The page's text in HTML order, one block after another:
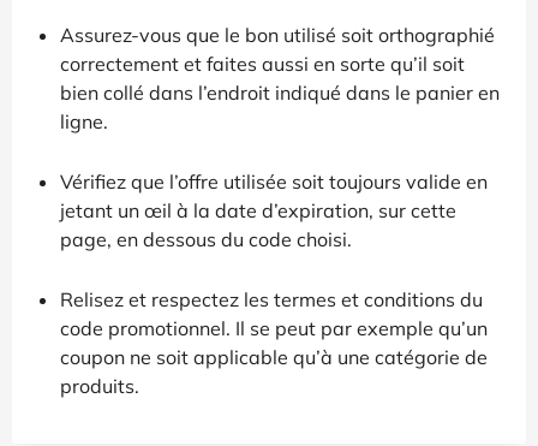
Assurez-vous que le bon utilisé soit orthographié
correctement et faites aussi en sorte qu’il soit
bien collé dans l’endroit indiqué dans le panier en
ligne.
Vérifiez que l’offre utilisée soit toujours valide en
jetant un œil à la date d’expiration, sur cette
page, en dessous du code choisi.
Relisez et respectez les termes et conditions du
code promotionnel. Il se peut par exemple qu’un
coupon ne soit applicable qu’à une catégorie de
produits.